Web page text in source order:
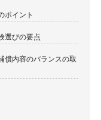
ポイント
選びの要点
償内容のバランスの取